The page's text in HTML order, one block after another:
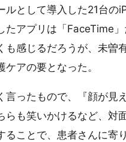
ルとして導入した21台
たアプリは「FaceTime
も感じるだろうが、未曽
アの要となった。
言ったもので、『顔が
らも笑いかけるなど、対
ることで、患者さんに寄